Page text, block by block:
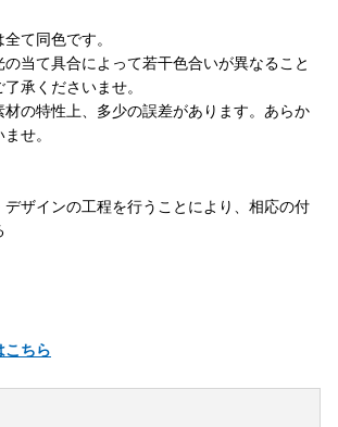
て同色です。
の当て具合によって若干色合いが異なること
承くださいませ。
材の特性上、多少の誤差があります。あらか
せ。
ザインの工程を行うことにより、相応の付
こちら